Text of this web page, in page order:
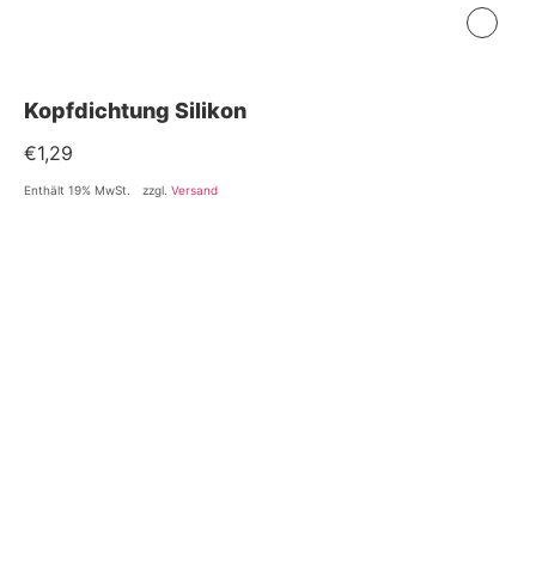
Kopfdichtung Silikon
€1,29
Enthält 19% MwSt. zzgl. Versand